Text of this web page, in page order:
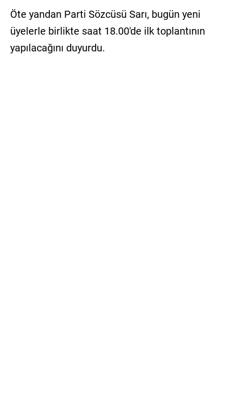
Öte yandan Parti Sözcüsü Sarı, bugün yeni
üyelerle birlikte saat 18.00'de ilk toplantının
yapılacağını duyurdu.